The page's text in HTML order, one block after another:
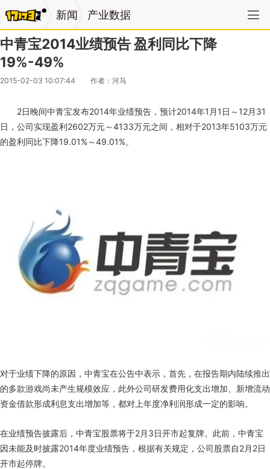
新闻 产业数据
中青宝2014业绩预告 盈利同比下降
19%-49%
2015-02-03 10:07:44 作者：河马
2日晚间中青宝发布2014年业绩预告，预计2014年1月1日～12月31
日，公司实现盈利2602万元～4133万元之间，相对于2013年5103万元
的盈利同比下降19.01%～49.01%。
对于业绩下降的原因，中青宝在公告中表示，首先，在报告期内陆续推出
的多款游戏尚未产生规模效应，此外公司研发费用化支出增加、新增流动
资金借款形成利息支出增加等，都对上年度净利润形成一定的影响。
在业绩预告披露后，中青宝股票将于2月3日开市起复牌。此前，中青宝
因未能及时披露2014年度业绩预告，根据有关规定，公司股票自2月2日
开市起停牌。